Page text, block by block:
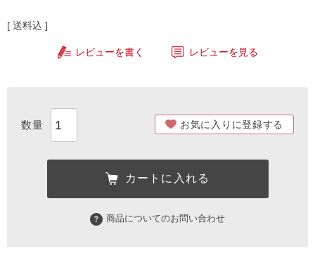
送料込
レビューを書く レビューを見る
お気に入りに登録する
カートに入れる
商品についてのお問い合わせ